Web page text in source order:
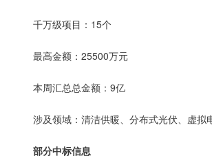
千万级项目：15个
最高金额：25500万元
本周汇总总金额：9亿
涉及领域：清洁供暖、分布式光伏、虚
部分中标信息